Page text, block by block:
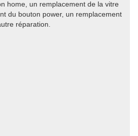
home, un remplacement de la vitre
du bouton power, un remplacement
réparation.